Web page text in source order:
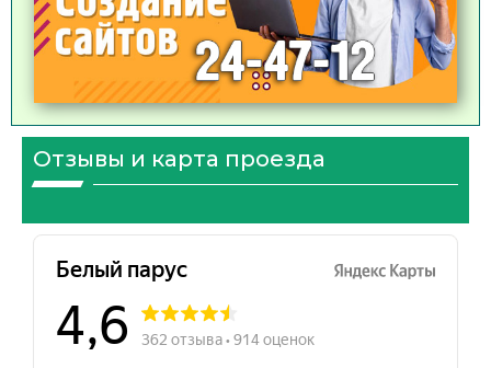
Отзывы и карта проезда